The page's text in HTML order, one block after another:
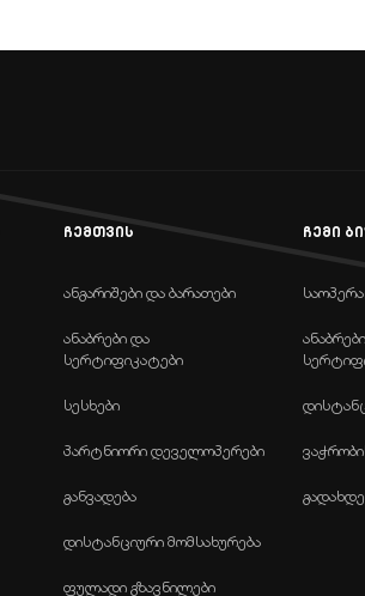
ჩემთვის
ანგარიშები და ბარათები
ანაბრები და
სერტიფიკატები
სესხები
პარტნიორი დეველოპერები
განვადება
დისტანციური მომსახურება
ფულადი გზავნილები
ჩემი